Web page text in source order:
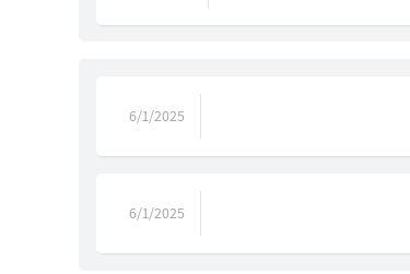
6/1/2025
6/1/2025